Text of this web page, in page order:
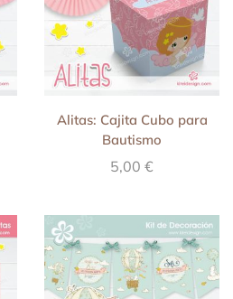
Alitas: Cajita Cubo para
Bautismo
5,00 €